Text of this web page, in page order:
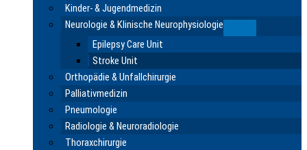
Kinder- & Jugendmedizin
Neurologie & Klinische Neurophysiologie
Epilepsy Care Unit
Stroke Unit
Orthopädie & Unfallchirurgie
Palliativmedizin
Pneumologie
Radiologie & Neuroradiologie
Thoraxchirurgie